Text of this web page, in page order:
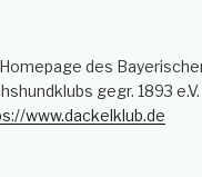
des
gegr. 1893 e.V.
www.dackelklub.de